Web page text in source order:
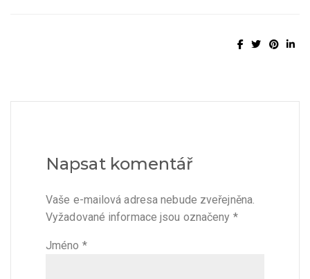
Napsat komentář
Vaše e-mailová adresa nebude zveřejněna.
Vyžadované informace jsou označeny *
Jméno *